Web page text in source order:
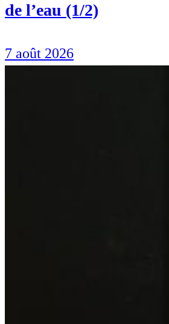
de l’eau (1/2)
7 août 2026